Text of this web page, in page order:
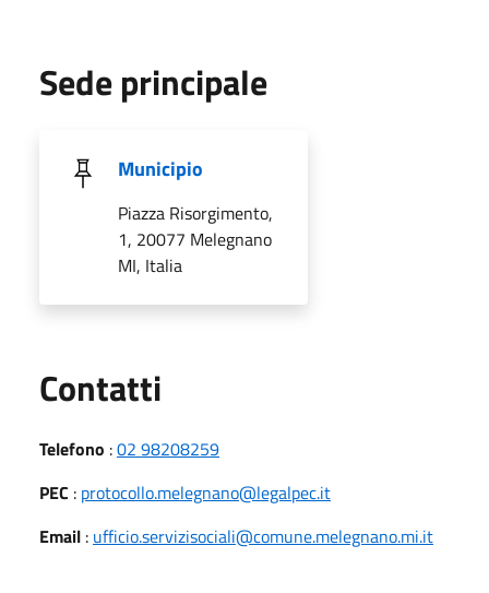
Sede principale
Municipio
Piazza Risorgimento,
1, 20077 Melegnano
MI, Italia
Contatti
Telefono :02 98208259
PEC : protocollo.melegnano@legalpec.it
Email : ufficio.servizisociali@comune.melegnano.mi.it